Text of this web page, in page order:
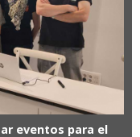
eventos para el